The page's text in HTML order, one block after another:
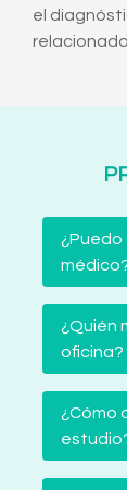
el
¿Puedo
¿Quién
oficina?
¿Cómo